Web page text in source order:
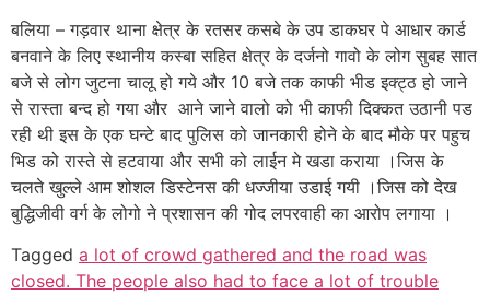
बलिया – गड़वार थाना क्षेत्र के रतसर कसबे के उप डाकघर पे आधार कार्ड
बनवाने के लिए स्थानीय कस्बा सहित क्षेत्र के दर्जनो गावो के लोग सुबह सात
बजे से लोग जुटना चालू हो गये और 10 बजे तक काफी भीड इक्ट्ठ हो जाने
से रास्ता बन्द हो गया और आने जाने वालो को भी काफी दिक्कत उठानी पड
रही थी इस के एक घन्टे बाद पुलिस को जानकारी होने के बाद मौके पर पहुच
भिड को रास्ते से हटवाया और सभी को लाईन मे खडा कराया ।जिस के
चलते खुल्ले आम शोशल डिस्टेनस की धज्जीया उडाई गयी ।जिस को देख
बुद्धिजीवी वर्ग के लोगो ने प्रशासन की गोद लपरवाही का आरोप लगाया ।
Tagged a lot of crowd gathered and the road was
closed. The people also had to face a lot of trouble